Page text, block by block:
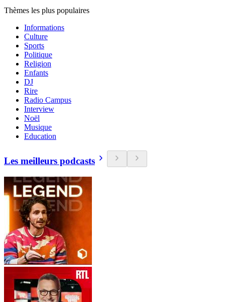
Thèmes les plus populaires
Informations
Culture
Sports
Politique
Religion
Enfants
DJ
Rire
Radio Campus
Interview
Noël
Musique
Education
Les meilleurs podcasts